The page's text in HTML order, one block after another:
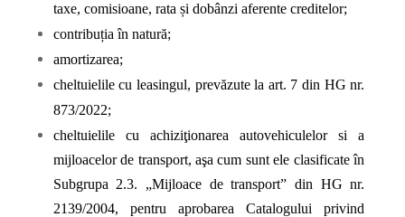
taxe, comisioane, rata și dobânzi aferente creditelor;
contribuția în natură;
amortizarea;
cheltuielile cu leasingul, prevăzute la art. 7 din HG nr.
873/2022;
cheltuielile cu achiziţionarea autovehiculelor si a
mijloacelor de transport, aşa cum sunt ele clasificate în
Subgrupa 2.3. „Mijloace de transport” din HG nr.
2139/2004, pentru aprobarea Catalogului privind